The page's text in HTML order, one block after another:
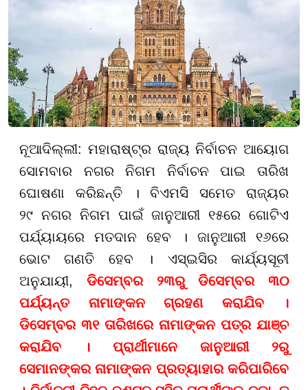
ନୂଆଦିଲ୍ଲୀ: ମହାରାଷ୍ଟ୍ର ରାଜ୍ୟ ନିର୍ବାଚନ ଆୟୋଗ
ସୋମବାର ନଗର ନିଗମ ନିର୍ବାଚନ ପାଇ ତାରିଖ
ଘୋଷଣା କରିଛନ୍ତି । ବିଏମସି ସମେତ ରାଜ୍ୟର
୨୯ ନଗର ନିଗମ ପାଇଁ ଜାନୁଆରୀ ୧୫ରେ ଗୋଟିଏ
ପର୍ଯ୍ୟାୟରେ ମତଦାନ ହେବ । ଜାନୁଆରୀ ୧୬ରେ
ଭୋଟ ଗଣତି ହେବ । ଏସ୍ଇସିର କାର୍ଯ୍ୟସୂଚୀ
ଅନୁଯାୟୀ, ଡିସେମ୍ବର ୨୩ରୁ ଡିସେମ୍ବର ୩୦
ପର୍ଯ୍ୟନ୍ତ ନାମାଙ୍କନ ଗ୍ରହଣ କରାଯିବ ।
ଡିସେମ୍ବର ୩୧ ତାରିଖରେ ନାମାଙ୍କନ ପତ୍ର ଯାଞ୍ଚ
କରାଯିବ । ପ୍ରାର୍ଥୀମାନେ ଜାନୁଆରୀ ୨ରୁ
ସେମାନଙ୍କର ନାମାଙ୍କନ ପ୍ରତ୍ୟାହାର କରିପାରିବେ